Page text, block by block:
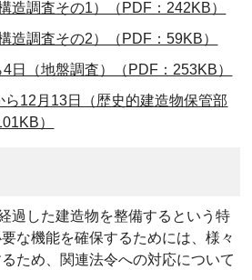
造調査その1）（PDF：242KB）
造調査その2）（PDF：59KB）
日（地盤調査）（PDF：253KB）
12月13日（歴史的建造物保管部
）
過した建造物を整備するという特
な機能を確保するためには、様々
ため、関連法令への対応について